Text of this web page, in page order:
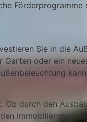
Sie in die
oder ein
durch den
Immobilienwert